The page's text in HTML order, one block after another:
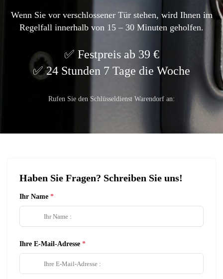
Wenn Sie vor verschlossener Tür stehen, wird Ihnen im
Regelfall innerhalb von 15 – 30 Minuten geholfen.
Festpreis ab 39 €
24 Stunden 7 Tage die Woche
Rufen Sie den Schlüsseldienst Warendorf an:
Haben Sie Fragen? Schreiben Sie uns!
Ihr Name
Ihre E-Mail-Adresse